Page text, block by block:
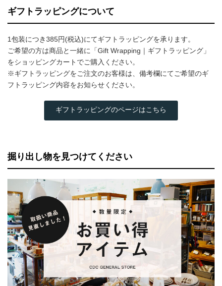
ギフトラッピングについて
1包装につき385円(税込)にてギフトラッピングを承ります。
ご希望の方は商品と一緒に「Gift Wrapping｜ギフトラッピング」
をショッピングカートでご購入ください。
※ギフトラッピングをご注文のお客様は、備考欄にてご希望のギ
フトラッピング内容をお知らせください。
ギフトラッピングのページはこちら
掘り出し物を見つけてください